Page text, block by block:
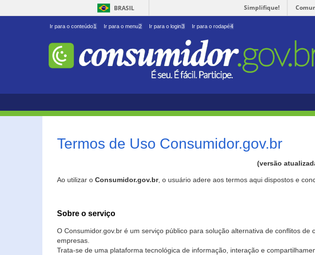
BRASIL Simplifique!
Ir para o conteúdo1 Ir para o menu2 Ir para o login3 Ir para o rodapé4
Termos de Uso Consumidor.gov.br
(versão
Ao utilizar o Consumidor.gov.br, o usuário adere aos termos aqui dispostos e
Sobre o serviço
O Consumidor.gov.br é um serviço público para solução alternativa de conflitos
empresas.
Trata-se de uma plataforma tecnológica de informação, interação e